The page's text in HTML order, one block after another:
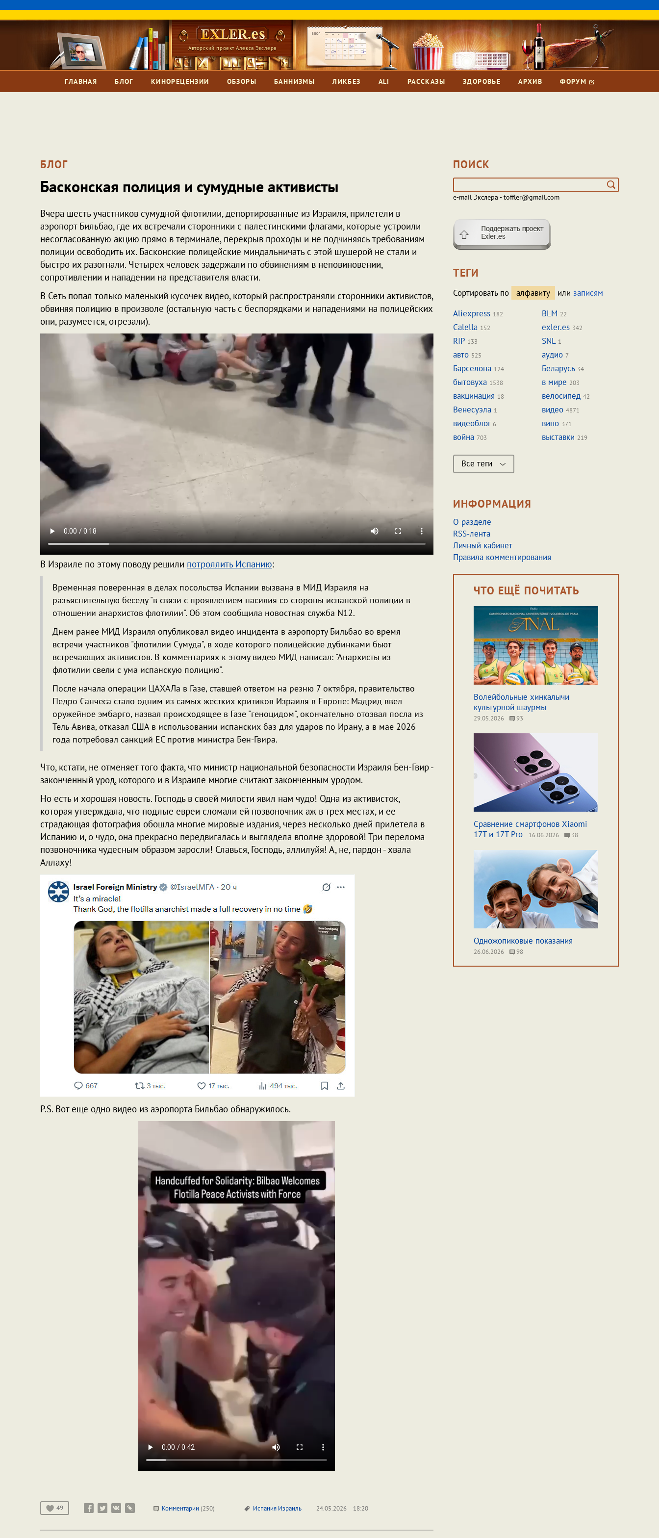
Авторский проект Алекса Экслера
ГЛАВНАЯ БЛОГ КИНОРЕЦЕНЗИИ ОБЗОРЫ БАННИЗМЫ ЛИКБЕЗ ALI РАССКАЗЫ ЗДОРОВЬЕ АРХИВ ФОРУМ
БЛОГ
Басконская полиция и сумудные активисты
Вчера шесть участников сумудной флотилии, депортированные из Израиля, прилетели в
аэропорт Бильбао, где их встречали сторонники с палестинскими флагами, которые устроили
несогласованную акцию прямо в терминале, перекрыв проходы и не подчиняясь требованиям
полиции освободить их. Басконские полицейские миндальничать с этой шушерой не стали и
быстро их разогнали. Четырех человек задержали по обвинениям в неповиновении,
сопротивлении и нападении на представителя власти.
В Сеть попал только маленький кусочек видео, который распространяли сторонники активистов,
обвиняя полицию в произволе (остальную часть с беспорядками и нападениями на полицейских
они, разумеется, отрезали).
В Израиле по этому поводу решили потроллить Испанию:
Временная поверенная в делах посольства Испании вызвана в МИД Израиля на
разъяснительную беседу "в связи с проявлением насилия со стороны испанской полиции в
отношении анархистов флотилии". Об этом сообщила новостная служба N12.
Днем ранее МИД Израиля опубликовал видео инцидента в аэропорту Бильбао во время
встречи участников "флотилии Сумуда", в ходе которого полицейские дубинками бьют
встречающих активистов. В комментариях к этому видео МИД написал: "Анархисты из
флотилии свели с ума испанскую полицию".
После начала операции ЦАХАЛа в Газе, ставшей ответом на резню 7 октября, правительство
Педро Санчеса стало одним из самых жестких критиков Израиля в Европе: Мадрид ввел
оружейное эмбарго, назвал происходящее в Газе "геноцидом", окончательно отозвал посла из
Тель-Авива, отказал США в использовании испанских баз для ударов по Ирану, а в мае 2026
года потребовал санкций ЕС против министра Бен-Гвира.
Что, кстати, не отменяет того факта, что министр национальной безопасности Израиля Бен-Гвир -
законченный урод, которого и в Израиле многие считают законченным уродом.
Но есть и хорошая новость. Господь в своей милости явил нам чудо! Одна из активисток,
которая утверждала, что подлые евреи сломали ей позвоночник аж в трех местах, и ее
страдающая фотография обошла многие мировые издания, через несколько дней прилетела в
Испанию и, о чудо, она прекрасно передвигалась и выглядела вполне здоровой! Три перелома
позвоночника чудесным образом заросли! Славься, Господь, аллилуйя! А, не, пардон - хвала
Аллаху!
P.S. Вот еще одно видео из аэропорта Бильбао обнаружилось.
49 Комментарии (250) Испания Израиль 24.05.2026 18:20
ПОИСК
e-mail Экслера - toffler@gmail.com
ТЕГИ
Сортировать по алфавиту или записям
Aliexpress 182 BLM 22
Calella 152 exler.es 342
RIP 133 SNL 1
авто 525 аудио 7
Барселона 124 Беларусь 34
бытовуха 1538 в мире 203
вакцинация 18 велосипед 42
Венесуэла 1 видео 4871
видеоблог 6 вино 371
война 703 выставки 219
Все теги
ИНФОРМАЦИЯ
О разделе
RSS-лента
Личный кабинет
Правила комментирования
ЧТО ЕЩЁ ПОЧИТАТЬ
Волейбольные хинкалычи
культурной шаурмы
29.05.2026 93
Сравнение смартфонов Xiaomi
17T и 17T Pro
16.06.2026 38
Одножопиковые показания
26.06.2026 98